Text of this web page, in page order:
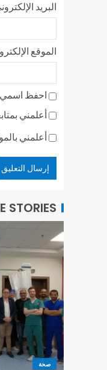
البريد
الموقع
احفظ اسمي،
أعلمني
أعلمني
STORIES
صحة